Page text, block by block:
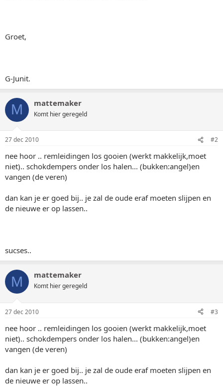
Groet,
G-Junit.
M mattemaker
Komt hier geregeld
27 dec 2010 #2
nee hoor .. remleidingen los gooien (werkt makkelijk,moet
niet).. schokdempers onder los halen... (bukken:angel)en
vangen (de veren)
dan kan je er goed bij.. je zal de oude eraf moeten slijpen en
de nieuwe er op lassen..
sucses..
M mattemaker
Komt hier geregeld
27 dec 2010 #3
nee hoor .. remleidingen los gooien (werkt makkelijk,moet
niet).. schokdempers onder los halen... (bukken:angel)en
vangen (de veren)
dan kan je er goed bij.. je zal de oude eraf moeten slijpen en
de nieuwe er op lassen..